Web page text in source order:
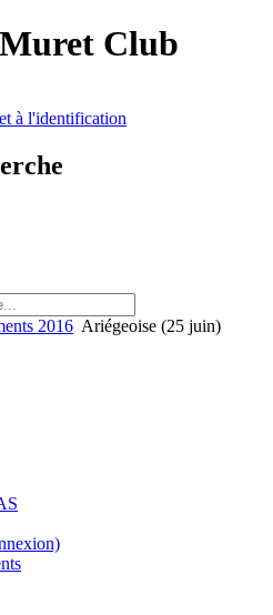
Club
à l'identification
2016 Ariégeoise (25 juin)